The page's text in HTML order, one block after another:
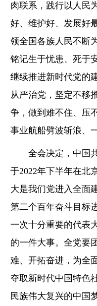
肉联系，践行以人民
好、维护好、发展好
领全国各族人民不断
铭记生于忧患、死于
继续推进新时代党的
从严治党，坚定不移
争，做到难不住、压
事业航船劈波斩浪、
全会决定，中国
于2022年下半年在北
大是我们党进入全面
第二个百年奋斗目标
一次十分重要的代表
的一件大事。全党要
难、开拓奋进，为全
夺取新时代中国特色
民族伟大复兴的中国